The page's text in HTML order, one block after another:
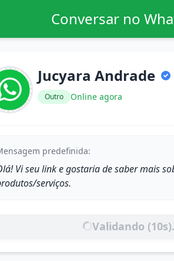
Conversar no
Jucyara Andrade
Outro Online agora
predefinida:
Vi seu link e gostaria de saber mais
serviços.
Validando (10